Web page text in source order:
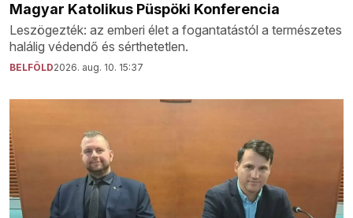
Magyar Katolikus Püspöki Konferencia
Leszögezték: az emberi élet a fogantatástól a természetes
halálig védendő és sérthetetlen.
BELFÖLD2026. aug. 10. 15:37